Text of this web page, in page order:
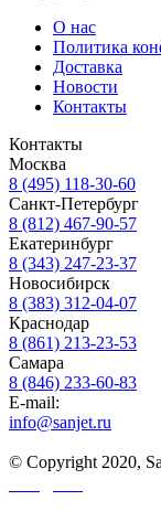
О нас
Политика
Доставка
Новости
Контакты
Контакты
Москва
8 (495) 118-30-60
Санкт-Петербург
8 (812) 467-90-57
Екатеринбург
8 (343) 247-23-37
Новосибирск
8 (383) 312-04-07
Краснодар
8 (861) 213-23-53
Самара
8 (846) 233-60-83
E-mail:
info@sanjet.ru
© Copyright 2020,